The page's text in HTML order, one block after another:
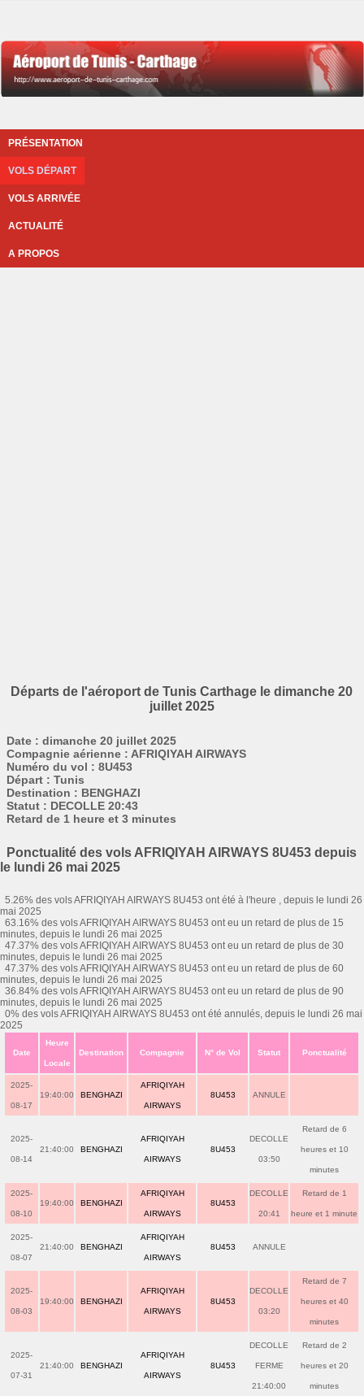
PRÉSENTATION
VOLS DÉPART
VOLS ARRIVÉE
ACTUALITÉ
A PROPOS
Départs de l'aéroport de Tunis Carthage le dimanche 20
juillet 2025
Date : dimanche 20 juillet 2025
Compagnie aérienne : AFRIQIYAH AIRWAYS
Numéro du vol : 8U453
Départ : Tunis
Destination : BENGHAZI
Statut : DECOLLE 20:43
Retard de 1 heure et 3 minutes
Ponctualité des vols AFRIQIYAH AIRWAYS 8U453 depuis
le lundi 26 mai 2025
5.26% des vols AFRIQIYAH AIRWAYS 8U453 ont été à l'heure , depuis le lundi 26
mai 2025
63.16% des vols AFRIQIYAH AIRWAYS 8U453 ont eu un retard de plus de 15
minutes, depuis le lundi 26 mai 2025
47.37% des vols AFRIQIYAH AIRWAYS 8U453 ont eu un retard de plus de 30
minutes, depuis le lundi 26 mai 2025
47.37% des vols AFRIQIYAH AIRWAYS 8U453 ont eu un retard de plus de 60
minutes, depuis le lundi 26 mai 2025
36.84% des vols AFRIQIYAH AIRWAYS 8U453 ont eu un retard de plus de 90
minutes, depuis le lundi 26 mai 2025
0% des vols AFRIQIYAH AIRWAYS 8U453 ont été annulés, depuis le lundi 26 mai
2025
Date
Heure
Locale
Destination Compagnie N° de Vol Statut Ponctualité
2025-
08-17
19:40:00 BENGHAZI
AFRIQIYAH
AIRWAYS
8U453 ANNULE
2025-
08-14
21:40:00 BENGHAZI
AFRIQIYAH
AIRWAYS
8U453
DECOLLE
03:50
Retard de 6
heures et 10
minutes
2025-
08-10
19:40:00 BENGHAZI
AFRIQIYAH
AIRWAYS
8U453
DECOLLE
20:41
Retard de 1
heure et 1 minute
2025-
08-07
21:40:00 BENGHAZI
AFRIQIYAH
AIRWAYS
8U453 ANNULE
2025-
08-03
19:40:00 BENGHAZI
AFRIQIYAH
AIRWAYS
8U453
DECOLLE
03:20
Retard de 7
heures et 40
minutes
2025-
07-31
21:40:00 BENGHAZI
AFRIQIYAH
AIRWAYS
8U453
DECOLLE
FERME
21:40:00
Retard de 2
heures et 20
minutes